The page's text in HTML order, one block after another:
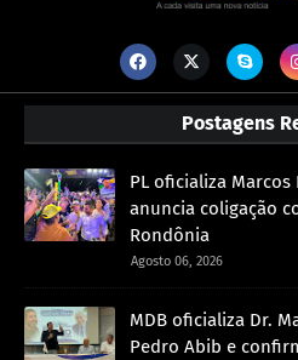
Postagens
PL oficializa
anuncia coligação
Rondônia
Agosto 06, 2026
MDB oficializa Dr.
Pedro Abib e